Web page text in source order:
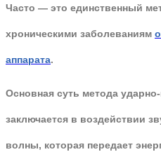
Часто — это единственный
хроническими заболеваниям
аппарата.
Основная суть метода
заключается в воздействии
волны, которая передает